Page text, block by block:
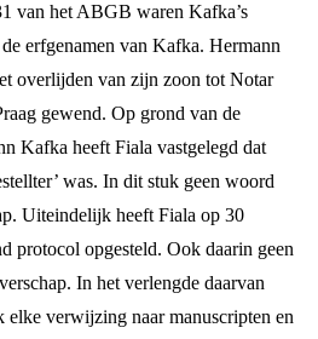
van het ABGB waren Kafka’s
erfgenamen van Kafka. Hermann
overlijden van zijn zoon tot Notar
gewend. Op grond van de
Kafka heeft Fiala vastgelegd dat
was. In dit stuk geen woord
Uiteindelijk heeft Fiala op 30
protocol opgesteld. Ook daarin geen
In het verlengde daarvan
elke verwijzing naar manuscripten en